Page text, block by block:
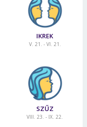
IKREK
V. 21. - VI. 21.
SZŰZ
VIII. 23. - IX. 22.